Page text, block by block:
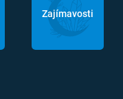
Zajímavosti